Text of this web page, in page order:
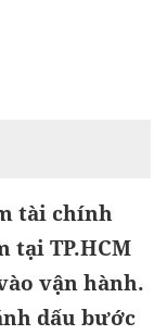
tài chính
tại TP.HCM
vận hành.
dấu bước